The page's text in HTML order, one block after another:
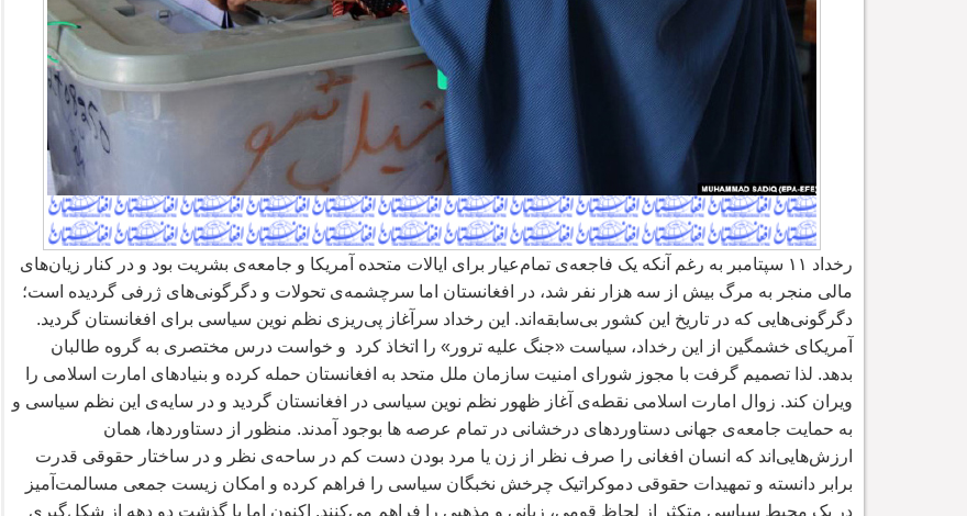
رخداد ۱۱ سپتامبر به رغم آنکه یک فاجعه ی تمامعیار برای ایالات متحده آمریکا و جامعهی بشریت بود و در کنار زیانهای
مالی منجر به مرگ بیش از سه هزار نفر شد، در افغانستان اما سرچشمهی تحولات و دگرگونیهای ژرفی گردیده است؛
دگرگونیهایی که در تاریخ این کشور بیسابقه اند. این رخداد سرآغاز پیریزی نظم نوین سیاسی برای افغانستان گردید.
آمریکای خشمگین از این رخداد، سیاست «جنگ علیه ترور» را اتخاذ کرد و خواست درس مختصری به گروه طالبان
بدهد. لذا تصمیم گرفت با مجوز شورای امنیت سازمان ملل متحد به افغانستان حمله کرده و بنیادهای امارت اسلامی را
ویران کند. زوال امارت اسلامی نقطهی آغاز ظهور نظم نوین سیاسی در افغانستان گردید و در سایهی این نظم سیاسی و
به حمایت جامعهی جهانی دستاوردهای درخشانی در تمام عرصه ها بوجود آمدند. منظور از دستاوردها، همان
ارزشهایی اند که انسان افغانی را صرف نظر از زن یا مرد بودن دست کم در ساحهی نظر و در ساختار حقوقی قدرت
برابر دانسته و تمهیدات حقوقی دموکراتیک چرخش نخبگان سیاسی را فراهم کرده و امکان زیست جمعی مسالمت آمیز
در یک محیط سیاسی متکثر از لحاظ قومی، زبانی و مذهبی را فراهم میکنند. اکنون اما با گذشت دو دهه از شکلگیری